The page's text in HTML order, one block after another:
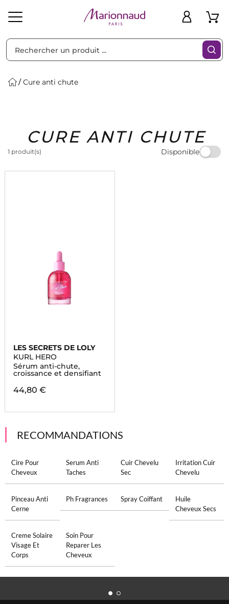
Solaire Homme Marques Idées
Cadeaux
Bons
Plans
Cure anti chute
CURE ANTI CHUTE
1 produit(s) Disponible
Filtres
LES SECRETS DE LOLY
KURL HERO
Sérum anti-chute,
croissance et densifiant
44,80 €
RECOMMANDATIONS
Cire Pour
Cheveux
Serum Anti
Taches
Cuir Chevelu
Sec
Irritation Cuir
Chevelu
Pinceau Anti
Cerne
Ph Fragrances Spray Coiffant
Huile
Cheveux Secs
Creme Solaire
Visage Et
Corps
Soin Pour
Reparer Les
Cheveux